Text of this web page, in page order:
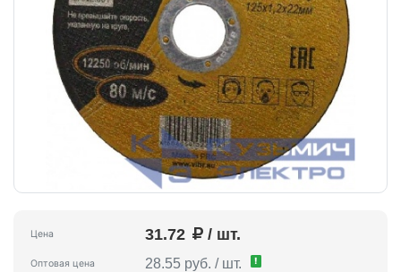
Цена 31.72 / шт.
Оптовая цена 28.55 руб. / шт. !